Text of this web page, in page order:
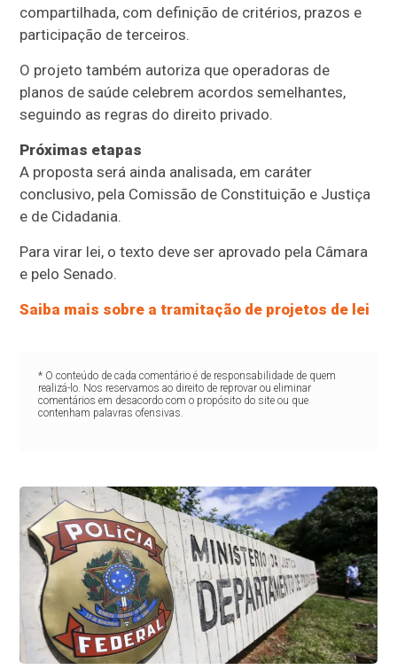
compartilhada, com definição de critérios, prazos e
participação de terceiros.
O projeto também autoriza que operadoras de
planos de saúde celebrem acordos semelhantes,
seguindo as regras do direito privado.
Próximas etapas
A proposta será ainda analisada, em caráter
conclusivo, pela Comissão de Constituição e Justiça
e de Cidadania.
Para virar lei, o texto deve ser aprovado pela Câmara
e pelo Senado.
Saiba mais sobre a tramitação de projetos de lei
* O conteúdo de cada comentário é de responsabilidade de quem
realizá-lo. Nos reservamos ao direito de reprovar ou eliminar
comentários em desacordo com o propósito do site ou que
contenham palavras ofensivas.